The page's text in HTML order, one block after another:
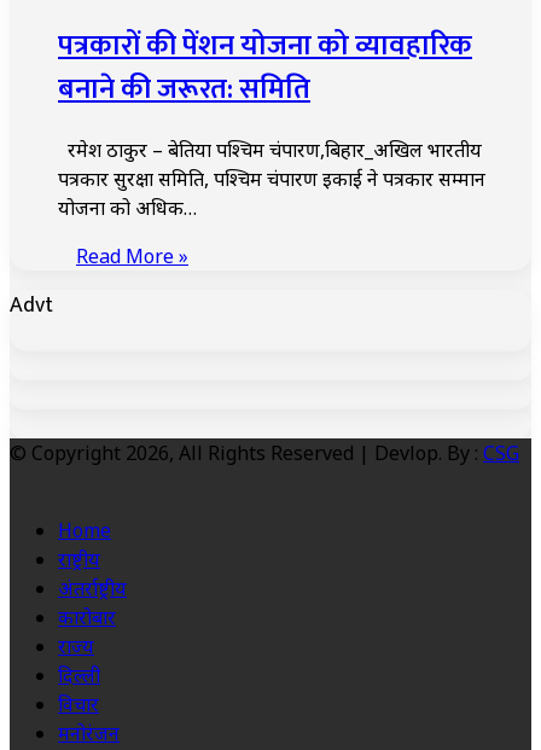
पत्रकारों की पेंशन योजना को व्यावहारिक
बनाने की जरूरत: समिति
रमेश ठाकुर – बेतिया पश्चिम चंपारण,बिहार_अखिल भारतीय
पत्रकार सुरक्षा समिति, पश्चिम चंपारण इकाई ने पत्रकार सम्मान
योजना को अधिक…
Read More »
Advt
© Copyright 2026, All Rights Reserved | Devlop. By : CSG
Home
राष्ट्रीय
अंतर्राष्ट्रीय
कारोबार
राज्य
दिल्ली
विचार
मनोरंजन